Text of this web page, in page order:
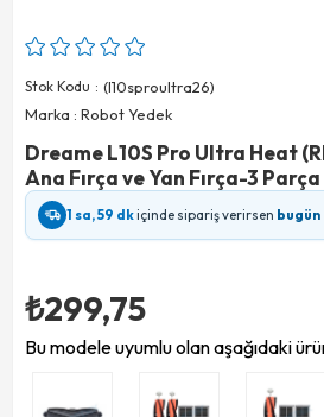
Stok Kodu
(l10sproultra26)
Marka : Robot Yedek
Dreame L10S Pro Ultra Heat
Ana Fırça ve Yan Fırça-3 Parça
1 sa, 59 dkiçinde sipariş verirsen
₺299,75
Bu modele uyumlu olan aşağıdaki